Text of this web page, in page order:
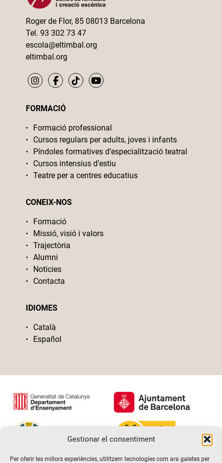
Gestionar el consentiment
Per oferir les millors experiències, utilitzem tecnologies com ara galetes per
Roger de Flor, 85 08013 Barcelona
Tel. 93 302 73 47
escola@eltimbal.org
eltimbal.org
FORMACIÓ
Formació professional
Cursos regulars per adults, joves i infants
Píndoles formatives d’especialització teatral
Cursos intensius d’estiu
Teatre per a centres educatius
CONEIX-NOS
Formació
Missió, visió i valors
Trajectòria
Alumni
Noticies
Contacta
IDIOMES
Català
Español